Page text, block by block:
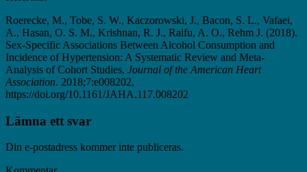
Roerecke, M., Tobe, S. W., Kaczorowski, J., Bacon, S. L., Vafaei,
A., Hasan, O. S. M., Krishnan, R. J., Raifu, A. O., Rehm J. (2018).
Sex-Specific Associations Between Alcohol Consumption and
Incidence of Hypertension: A Systematic Review and Meta-
Analysis of Cohort Studies, Journal of the American Heart
Association. 2018;7:e008202,
https://doi.org/10.1161/JAHA.117.008202
Lämna ett svar
Din e-postadress kommer inte publiceras.